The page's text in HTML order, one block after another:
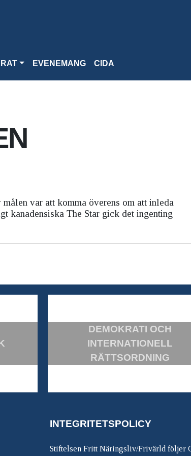
EVENEMANG CIDA
var att komma överens om att inleda
kanadensiska The Star gick det ingenting
DEMOKRATI OCH
INTERNATIONELL
RÄTTSORDNING
INTEGRITETSPOLICY
Stiftelsen Fritt Näringsliv/Frivärld följer